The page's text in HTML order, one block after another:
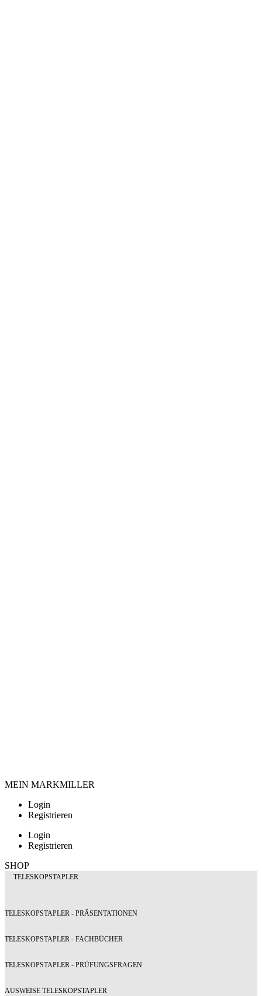
MEIN MARKMILLER
Login
Registrieren
Login
Registrieren
SHOP
TELESKOPSTAPLER
TELESKOPSTAPLER - PRÄSENTATIONEN
TELESKOPSTAPLER - FACHBÜCHER
TELESKOPSTAPLER - PRÜFUNGSFRAGEN
AUSWEISE TELESKOPSTAPLER